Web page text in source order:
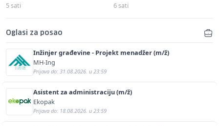
5 sati 6 sati
Oglasi za posao
Inžinjer građevine - Projekt menadžer (m/ž)
MH-Ing
Prijava do: 31.08.2026. u 23:59
Asistent za administraciju (m/ž)
Ekopak
Prijava do: 18.08.2026. u 23:59